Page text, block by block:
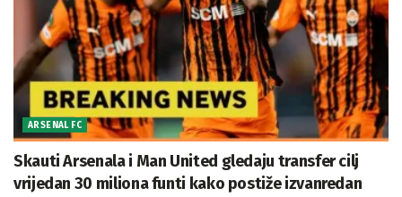
ARSENAL FC
Skauti Arsenala i Man United gledaju transfer cilj
vrijedan 30 miliona funti kako postiže izvanredan